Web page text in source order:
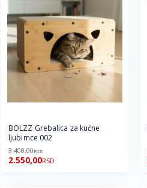
BOLZZ Grebalica za kućne
ljubimce 002
3.400,00RSD
2.550,00RSD